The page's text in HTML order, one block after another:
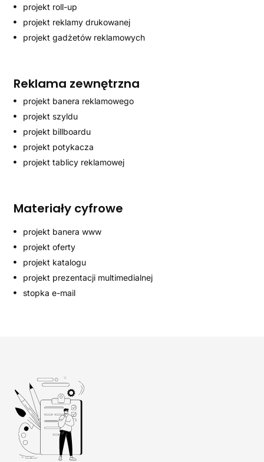
projekt roll-up
projekt reklamy drukowanej
projekt gadżetów reklamowych
Reklama zewnętrzna
projekt banera reklamowego
projekt szyldu
projekt billboardu
projekt potykacza
projekt tablicy reklamowej
Materiały cyfrowe
projekt banera www
projekt oferty
projekt katalogu
projekt prezentacji multimedialnej
stopka e-mail